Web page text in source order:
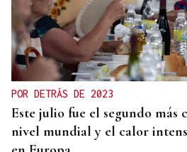
AMENAZAS EN EL DOMICILIO
Detenido en Pontevedra por
tras amenazar a su pareja
POR DETRÁS DE 2023
Este julio fue el segundo más
nivel mundial y el calor